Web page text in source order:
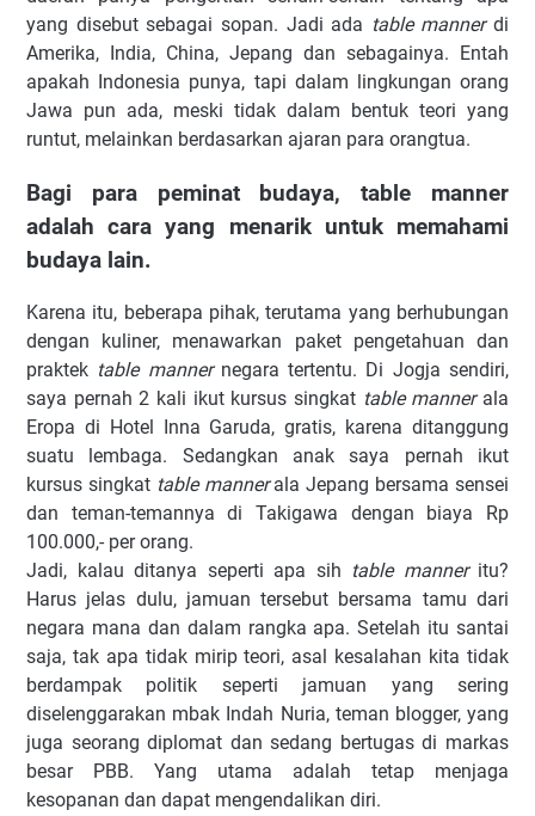
yang disebut sebagai sopan. Jadi ada table mannerdi
Amerika, India, China, Jepang dan sebagainya. Entah
apakah Indonesia punya, tapi dalam lingkungan orang
Jawa pun ada, meski tidak dalam bentuk teori yang
runtut, melainkan berdasarkan ajaran para orangtua.
Bagi para peminat budaya, table manner
adalah cara yang menarik untuk memahami
budaya lain.
Karena itu, beberapa pihak, terutama yang berhubungan
dengan kuliner, menawarkan paket pengetahuan dan
praktek table mannernegara tertentu. Di Jogja sendiri,
saya pernah 2 kali ikut kursus singkat table mannerala
Eropa di Hotel Inna Garuda, gratis, karena ditanggung
suatu lembaga. Sedangkan anak saya pernah ikut
kursus singkat table mannerala Jepang bersama sensei
dan teman-temannya di Takigawa dengan biaya Rp
100.000,- per orang.
Jadi, kalau ditanya seperti apa sih table manneritu?
Harus jelas dulu, jamuan tersebut bersama tamu dari
negara mana dan dalam rangka apa. Setelah itu santai
saja, tak apa tidak mirip teori, asal kesalahan kita tidak
berdampak politik seperti jamuan yang sering
diselenggarakan mbak Indah Nuria, teman blogger, yang
juga seorang diplomat dan sedang bertugas di markas
besar PBB. Yang utama adalah tetap menjaga
kesopanan dan dapat mengendalikan diri.